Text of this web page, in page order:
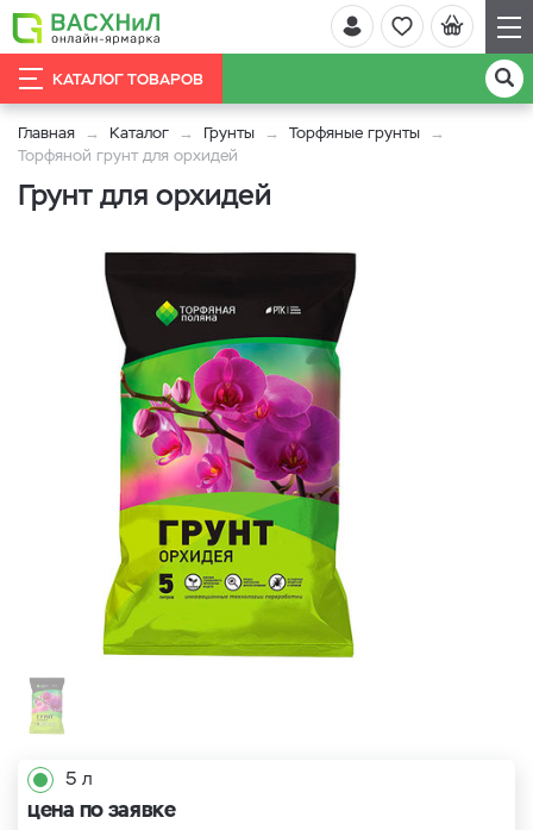
КАТАЛОГ ТОВАРОВ
Главная Каталог Грунты
Торфяные грунты
Торфяной грунт для орхидей
Грунт для орхидей
5 л
цена по заявке